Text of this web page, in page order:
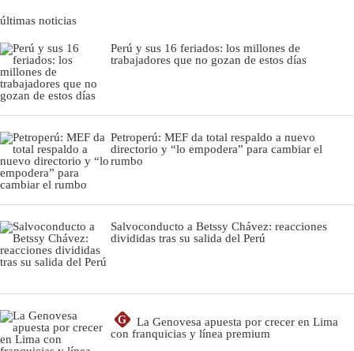
últimas noticias
Perú y sus 16 feriados: los millones de
trabajadores que no gozan de estos días
Petroperú: MEF da total respaldo a nuevo
directorio y “lo empodera” para cambiar el
rumbo
Salvoconducto a Betssy Chávez: reacciones
divididas tras su salida del Perú
G
La Genovesa apuesta por crecer en Lima
con franquicias y línea premium